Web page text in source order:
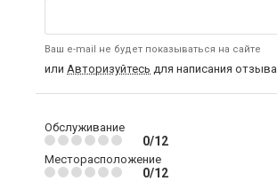
Ваш e-mail не будет показываться на сайте
или Авторизуйтесь для написания отзыва
Обслуживание
0/12
Месторасположение
0/12